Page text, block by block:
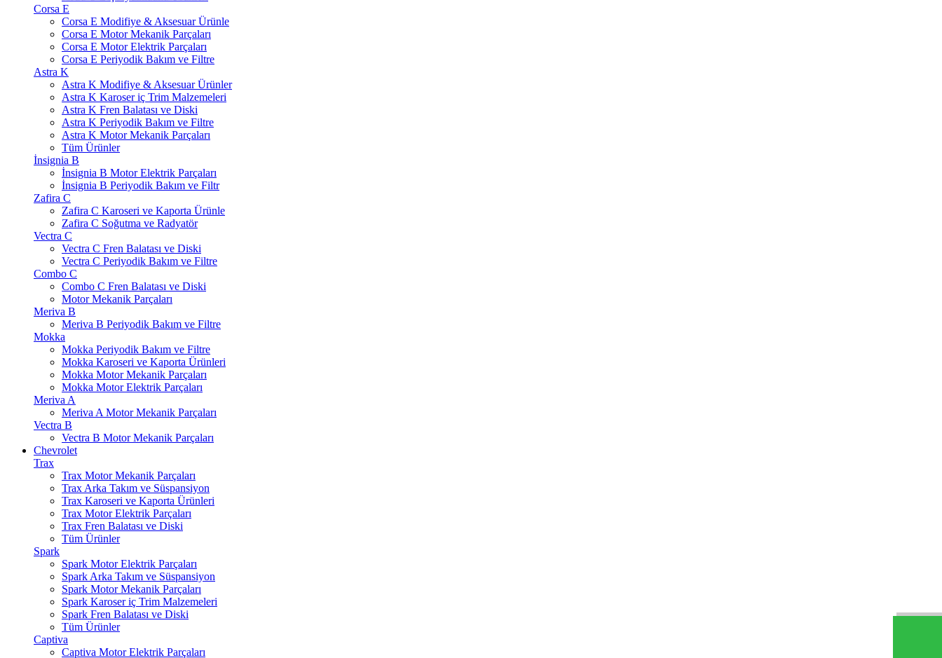
Corsa E
Corsa E Modifiye & Aksesuar Ürünle
Corsa E Motor Mekanik Parçaları
Corsa E Motor Elektrik Parçaları
Corsa E Periyodik Bakım ve Filtre
Astra K
Astra K Modifiye & Aksesuar Ürünler
Astra K Karoser iç Trim Malzemeleri
Astra K Fren Balatası ve Diski
Astra K Periyodik Bakım ve Filtre
Astra K Motor Mekanik Parçaları
Tüm Ürünler
İnsignia B
İnsignia B Motor Elektrik Parçaları
İnsignia B Periyodik Bakım ve Filtr
Zafira C
Zafira C Karoseri ve Kaporta Ürünle
Zafira C Soğutma ve Radyatör
Vectra C
Vectra C Fren Balatası ve Diski
Vectra C Periyodik Bakım ve Filtre
Combo C
Combo C Fren Balatası ve Diski
Motor Mekanik Parçaları
Meriva B
Meriva B Periyodik Bakım ve Filtre
Mokka
Mokka Periyodik Bakım ve Filtre
Mokka Karoseri ve Kaporta Ürünleri
Mokka Motor Mekanik Parçaları
Mokka Motor Elektrik Parçaları
Meriva A
Meriva A Motor Mekanik Parçaları
Vectra B
Vectra B Motor Mekanik Parçaları
Chevrolet
Trax
Trax Motor Mekanik Parçaları
Trax Arka Takım ve Süspansiyon
Trax Karoseri ve Kaporta Ürünleri
Trax Motor Elektrik Parçaları
Trax Fren Balatası ve Diski
Tüm Ürünler
Spark
Spark Motor Elektrik Parçaları
Spark Arka Takım ve Süspansiyon
Spark Motor Mekanik Parçaları
Spark Karoser iç Trim Malzemeleri
Spark Fren Balatası ve Diski
Tüm Ürünler
Captiva
Captiva Motor Elektrik Parçaları